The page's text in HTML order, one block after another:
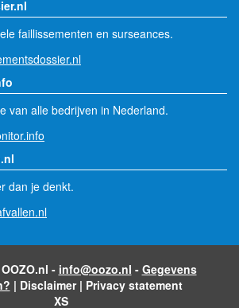
faillissementen en surseances.
van alle bedrijven in Nederland.
dan je denkt.
- info@oozo.nl - Gegevens
| Disclaimer| Privacy statement
XS